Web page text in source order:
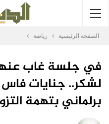
الصفحة الرئيسية رياضة
في جلسة غاب
لشكر.. جنايات
برلماني بتهمة